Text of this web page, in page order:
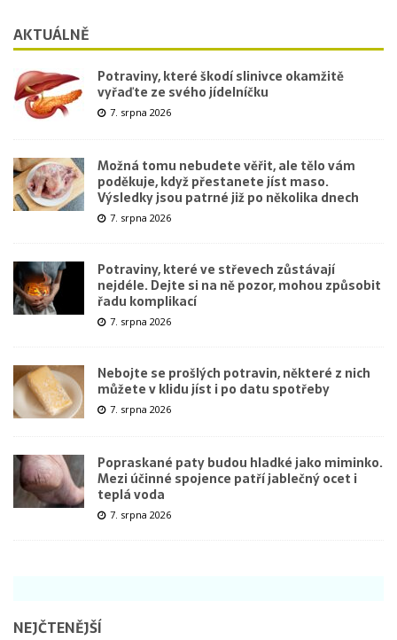
AKTUÁLNĚ
Potraviny, které škodí slinivce okamžitě
vyřaďte ze svého jídelníčku
7. srpna 2026
Možná tomu nebudete věřit, ale tělo vám
poděkuje, když přestanete jíst maso.
Výsledky jsou patrné již po několika dnech
7. srpna 2026
Potraviny, které ve střevech zůstávají
nejdéle. Dejte si na ně pozor, mohou způsobit
řadu komplikací
7. srpna 2026
Nebojte se prošlých potravin, některé z nich
můžete v klidu jíst i po datu spotřeby
7. srpna 2026
Popraskané paty budou hladké jako miminko.
Mezi účinné spojence patří jablečný ocet i
teplá voda
7. srpna 2026
NEJČTENĚJŠÍ